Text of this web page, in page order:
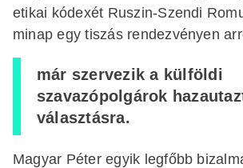
etikai kódexét Ruszin-Szendi
minap egy tiszás rendezvényen
már szervezik a külföldi
szavazópolgárok
választásra.
Magyar Péter egyik legfőbb